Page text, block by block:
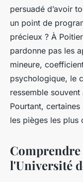
persuadé d’avoir
un point de
précieux ? À
pardonne pas les
mineure,
psychologique, le
ressemble souvent
Pourtant,
les pièges les plus
Comprendre
l'Université